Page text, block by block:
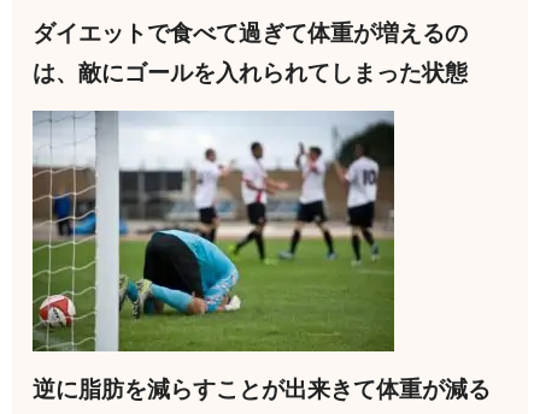
ダイエットで食べて過ぎて体重が増えるの
は、敵にゴールを入れられてしまった状態
逆に脂肪を減らすことが出来きて体重が減る